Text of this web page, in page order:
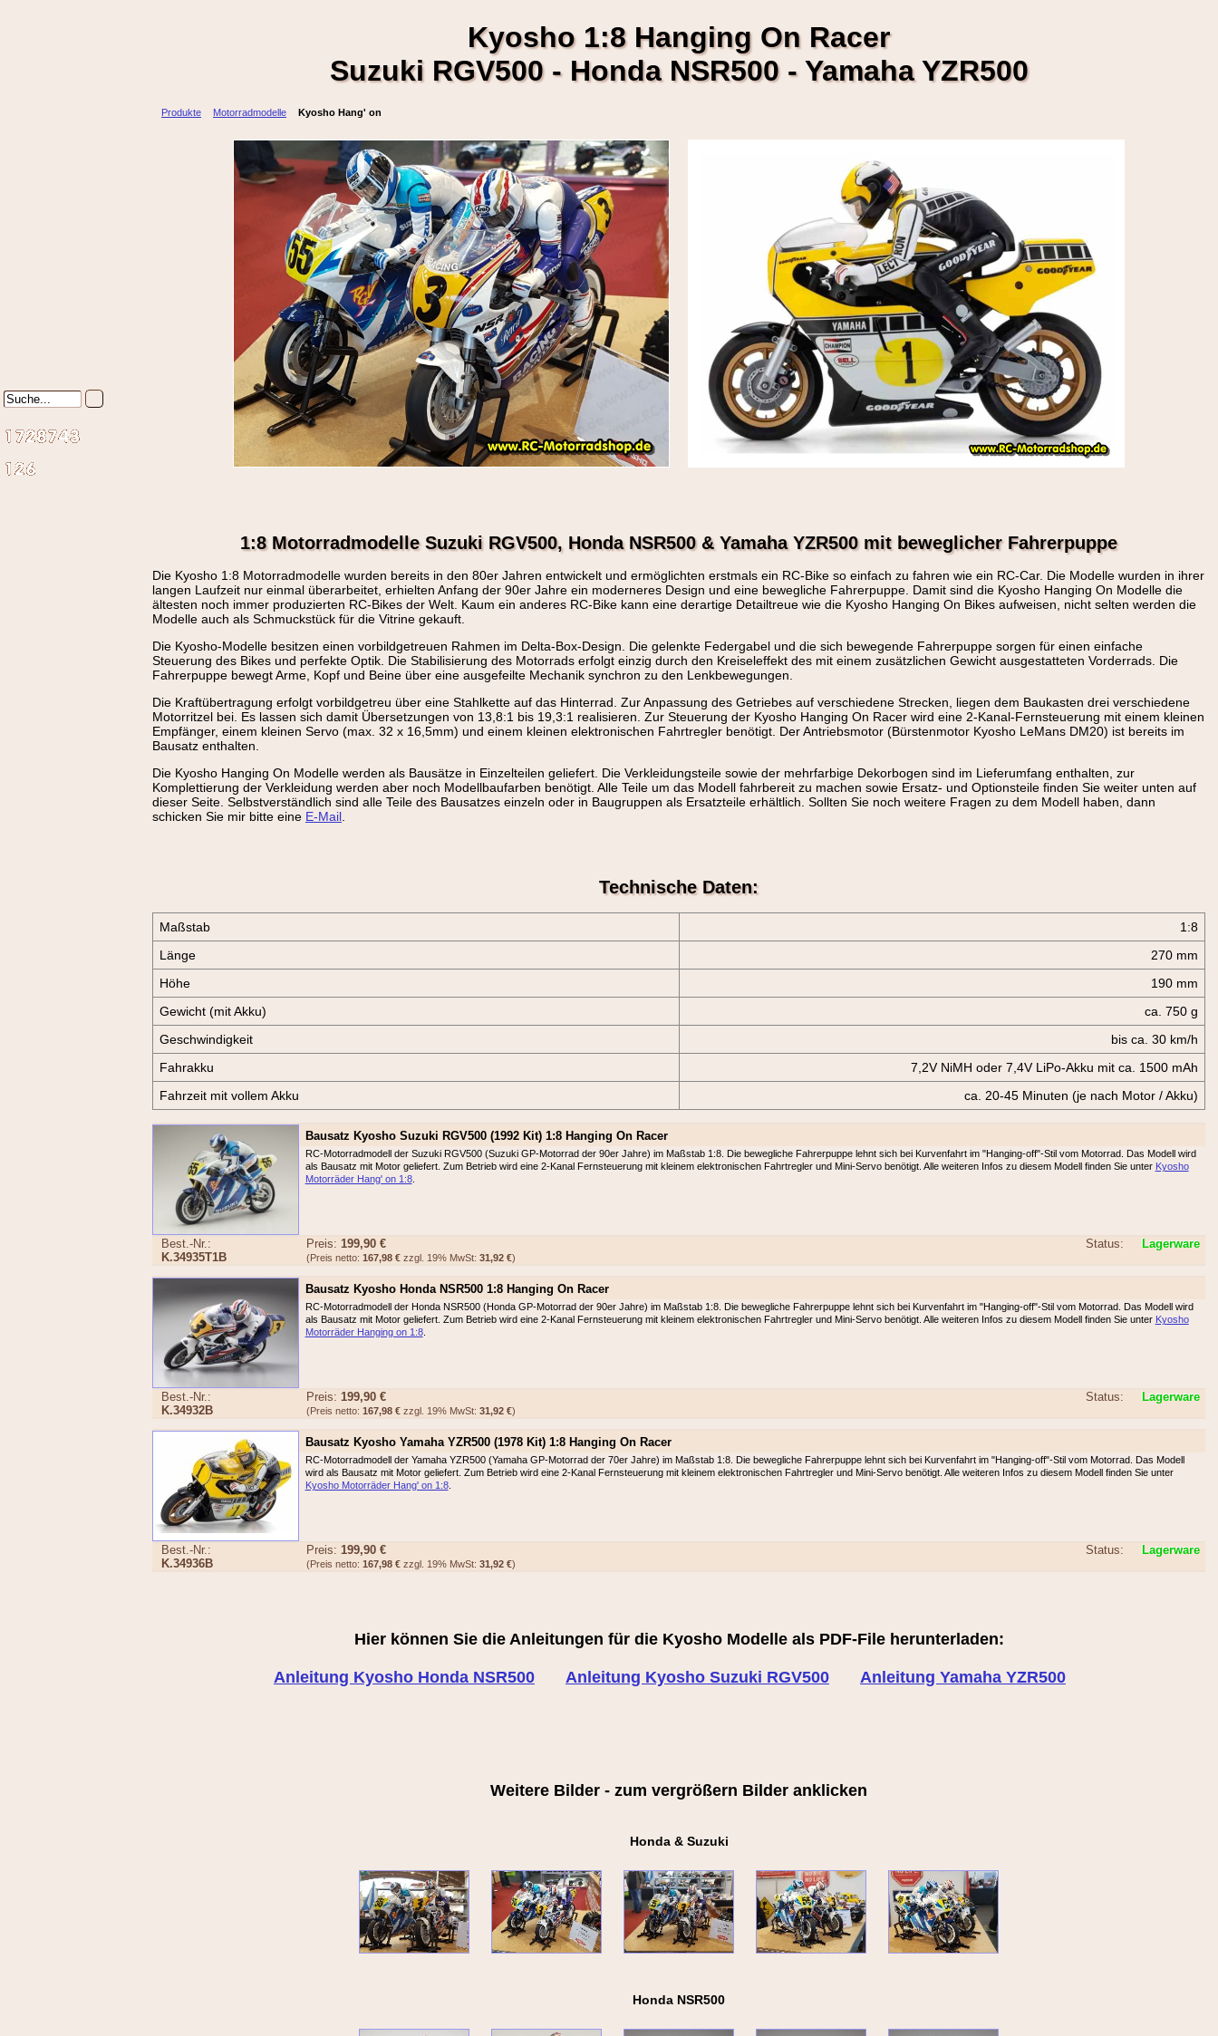
Kyosho 1:8 Hanging On Racer
Suzuki RGV500 - Honda NSR500 - Yamaha YZR500
Produkte Motorradmodelle Kyosho Hang' on
1:8 Motorradmodelle Suzuki RGV500, Honda NSR500 & Yamaha YZR500 mit beweglicher Fahrerpuppe
Die Kyosho 1:8 Motorradmodelle wurden bereits in den 80er Jahren entwickelt und ermöglichten erstmals ein RC-Bike so einfach zu fahren wie ein RC-Car. Die Modelle wurden in ihrer
langen Laufzeit nur einmal überarbeitet, erhielten Anfang der 90er Jahre ein moderneres Design und eine bewegliche Fahrerpuppe. Damit sind die Kyosho Hanging On Modelle die
ältesten noch immer produzierten RC-Bikes der Welt. Kaum ein anderes RC-Bike kann eine derartige Detailtreue wie die Kyosho Hanging On Bikes aufweisen, nicht selten werden die
Modelle auch als Schmuckstück für die Vitrine gekauft.
Die Kyosho-Modelle besitzen einen vorbildgetreuen Rahmen im Delta-Box-Design. Die gelenkte Federgabel und die sich bewegende Fahrerpuppe sorgen für einen einfache
Steuerung des Bikes und perfekte Optik. Die Stabilisierung des Motorrads erfolgt einzig durch den Kreiseleffekt des mit einem zusätzlichen Gewicht ausgestatteten Vorderrads. Die
Fahrerpuppe bewegt Arme, Kopf und Beine über eine ausgefeilte Mechanik synchron zu den Lenkbewegungen.
Die Kraftübertragung erfolgt vorbildgetreu über eine Stahlkette auf das Hinterrad. Zur Anpassung des Getriebes auf verschiedene Strecken, liegen dem Baukasten drei verschiedene
Motorritzel bei. Es lassen sich damit Übersetzungen von 13,8:1 bis 19,3:1 realisieren. Zur Steuerung der Kyosho Hanging On Racer wird eine 2-Kanal-Fernsteuerung mit einem kleinen
Empfänger, einem kleinen Servo (max. 32 x 16,5mm) und einem kleinen elektronischen Fahrtregler benötigt. Der Antriebsmotor (Bürstenmotor Kyosho LeMans DM20) ist bereits im
Bausatz enthalten.
Die Kyosho Hanging On Modelle werden als Bausätze in Einzelteilen geliefert. Die Verkleidungsteile sowie der mehrfarbige Dekorbogen sind im Lieferumfang enthalten, zur
Komplettierung der Verkleidung werden aber noch Modellbaufarben benötigt. Alle Teile um das Modell fahrbereit zu machen sowie Ersatz- und Optionsteile finden Sie weiter unten auf
dieser Seite. Selbstverständlich sind alle Teile des Bausatzes einzeln oder in Baugruppen als Ersatzteile erhältlich. Sollten Sie noch weitere Fragen zu dem Modell haben, dann
schicken Sie mir bitte eine E-Mail
Technische Daten:
Maßstab
1:8
Länge
270 mm
Höhe
190 mm
Gewicht (mit Akku)
ca. 750 g
Geschwindigkeit
bis ca. 30 km/h
Fahrakku
7,2V NiMH oder 7,4V LiPo-Akku mit ca. 1500 mAh
Fahrzeit mit vollem Akku
ca. 20-45 Minuten (je nach Motor / Akku)
Bausatz Kyosho Suzuki RGV500 (1992 Kit) 1:8 Hanging On Racer
RC-Motorradmodell der Suzuki RGV500 (Suzuki GP-Motorrad der 90er Jahre) im Maßstab 1:8. Die bewegliche Fahrerpuppe lehnt sich bei Kurvenfahrt im "Hanging-off"-Stil vom Motorrad. Das Modell wird
als Bausatz mit Motor geliefert. Zum Betrieb wird eine 2-Kanal Fernsteuerung mit kleinem elektronischen Fahrtregler und Mini-Servo benötigt. Alle weiteren Infos zu diesem Modell finden Sie unter Kyosho
Motorräder Hang' on 1:8.
Best.-Nr.:
K.34935T1B
Status: Lagerware
Preis: 199,90 €
(Preis netto: 167,98 € zzgl. 19% MwSt: 31,92 €)
Bausatz Kyosho Honda NSR500 1:8 Hanging On Racer
RC-Motorradmodell der Honda NSR500 (Honda GP-Motorrad der 90er Jahre) im Maßstab 1:8. Die bewegliche Fahrerpuppe lehnt sich bei Kurvenfahrt im "Hanging-off"-Stil vom Motorrad. Das Modell wird
als Bausatz mit Motor geliefert. Zum Betrieb wird eine 2-Kanal Fernsteuerung mit kleinem elektronischen Fahrtregler und Mini-Servo benötigt. Alle weiteren Infos zu diesem Modell finden Sie unter Kyosho
Motorräder Hanging on 1:8.
Best.-Nr.:
K.34932B
Status: Lagerware
Preis: 199,90 €
(Preis netto: 167,98 € zzgl. 19% MwSt: 31,92 €)
Bausatz Kyosho Yamaha YZR500 (1978 Kit) 1:8 Hanging On Racer
RC-Motorradmodell der Yamaha YZR500 (Yamaha GP-Motorrad der 70er Jahre) im Maßstab 1:8. Die bewegliche Fahrerpuppe lehnt sich bei Kurvenfahrt im "Hanging-off"-Stil vom Motorrad. Das Modell
wird als Bausatz mit Motor geliefert. Zum Betrieb wird eine 2-Kanal Fernsteuerung mit kleinem elektronischen Fahrtregler und Mini-Servo benötigt. Alle weiteren Infos zu diesem Modell finden Sie unter
Kyosho Motorräder Hang' on 1:8.
Best.-Nr.:
K.34936B
Status: Lagerware
Preis: 199,90 €
(Preis netto: 167,98 € zzgl. 19% MwSt: 31,92 €)
Hier können Sie die Anleitungen für die Kyosho Modelle als PDF-File herunterladen:
Anleitung Kyosho Honda NSR500 Anleitung Kyosho Suzuki RGV500 Anleitung Yamaha YZR500
Weitere Bilder - zum vergrößern Bilder anklicken
Honda & Suzuki
Honda NSR500